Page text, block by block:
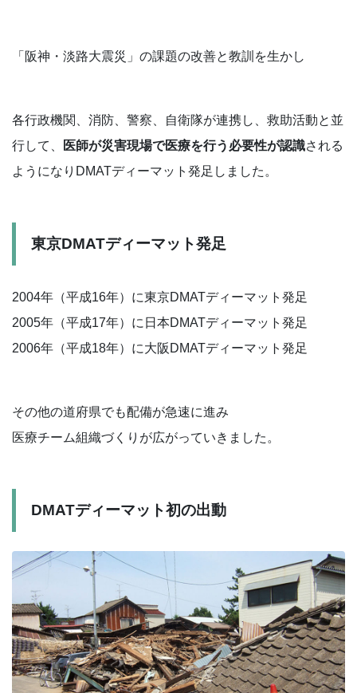
「阪神・淡路大震災」の課題の改善と教訓を生かし
各行政機関、消防、警察、自衛隊が連携し、救助活動と並
行して、
医師が災害現場で医療を行う必要性が認識される
ようになりDMATディーマット発足しました。
東京DMATディーマット発足
2004年（平成16年）に東京DMATディーマット発足
2005年（平成17年）に日本DMATディーマット発足
2006年（平成18年）に大阪DMATディーマット発足
その他の道府県でも配備が急速に進み
医療チーム組織づくりが広がっていきました。
DMATディーマット初の出動